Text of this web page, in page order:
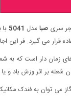
سری صبا مدل 5041
قرار می گیرد. فر این
زمان دار است که به
بر اثر وزش باد و یا
می توان به فندک